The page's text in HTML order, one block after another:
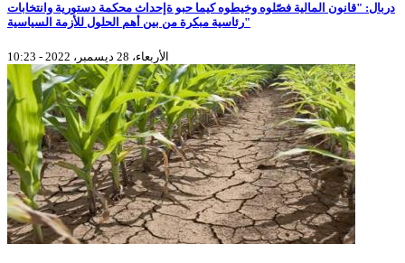
دربال: "قانون المالية فصّلوه وخيطوه كيما حبو ةإحداث محكمة دستورية وانتخابات
رئاسية مبكرة من بين أهم الحلول للأزمة السياسية"
الأربعاء، 28 ديسمبر، 2022 - 10:23